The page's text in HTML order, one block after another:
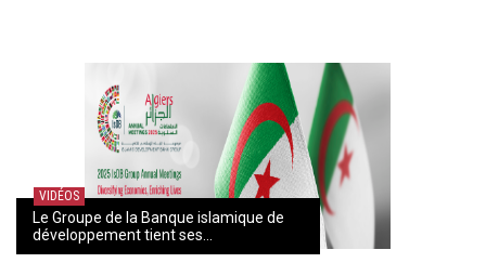
VIDÉOS
Le Groupe de la Banque islamique de
développement tient ses...